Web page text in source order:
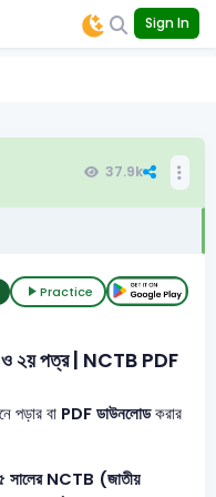
Sign In
37.9k
Practice
ও ২য় পত্র | NCTB PDF
পড়ার বা PDF ডাউনলোডকরার
সালের NCTB (জাতীয়